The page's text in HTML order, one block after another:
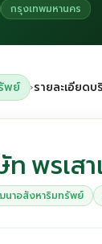
กรุงเทพมหานคร
พย์ ›รายละเอียดบ
ท พรเส
าอสังหาริมทรัพย์